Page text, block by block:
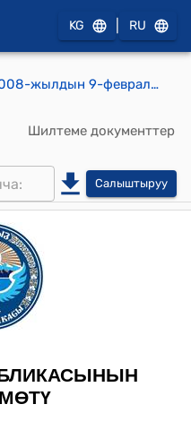
KG RU
КР Өкмөтүнүн 2008-жылдын 9-февралындагы № 38-б "Брюссель шаарында (Бельгия) 2008-жылдын 12-февралында болуучу Кыргыз Республикасы менен Европа союзунун ортосундагы Кызматташтык боюнча комитеттин сегизинчи заседаниесинин ишине катышуу жөнүндө" буйругу
Шилтеме документтер
Салыштыруу